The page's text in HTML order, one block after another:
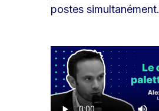
postes simultanément.